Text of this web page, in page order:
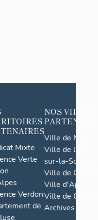
Mixte
Verte
Verdon
de
NOS VILLES
Ville de Nice
Ville de l'Isle-
sur-la-Sorgue
Ville de Grasse
Ville d'Apt
Ville de
Archives